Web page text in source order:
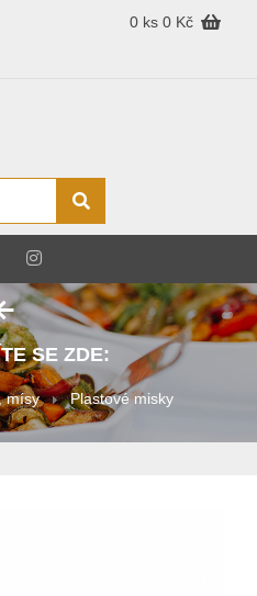
0 ks 0 Kč
SE ZDE:
mísy Plastové misky